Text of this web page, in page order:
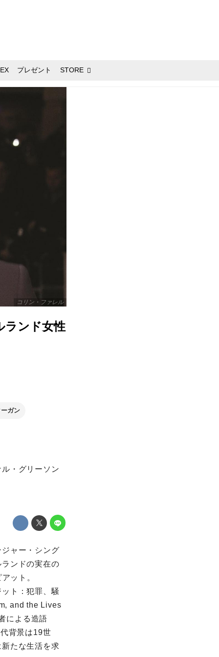
プレゼント STORE
コリン・ファレル
ランド女性
ガン
・グリーソン
ャー・シング
ンドの実在の
ット。
ト：犯罪、騒
and the Lives
による造語
背景は19世
たな生活を求